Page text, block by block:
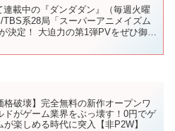
載中の『ダンダダン』（毎週火曜
系28局「スーパーアニメイズム
決定！ 大迫力の第1弾PVをぜひ御覧
格破壊】完全無料の新作オープンワ
ドがゲーム業界をぶっ壊す！0円でゲ
が楽しめる時代に突入【非P2W】